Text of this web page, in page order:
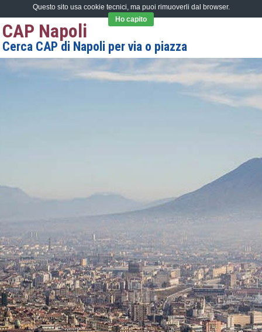
CAP Napoli
Cerca CAP di Napoli per via o piazza
Questo sito usa cookie tecnici, ma puoi rimuoverli dal browser.
Ho capito